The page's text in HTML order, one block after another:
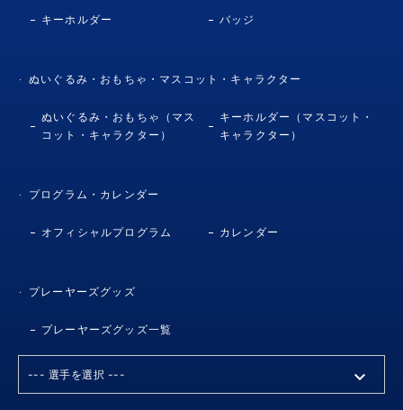
キーホルダー バッジ
ぬいぐるみ・おもちゃ・マスコット・キャラクター
ぬいぐるみ・おもちゃ（マス
コット・キャラクター）
キーホルダー（マスコット・
キャラクター）
プログラム・カレンダー
オフィシャルプログラム カレンダー
プレーヤーズグッズ
プレーヤーズグッズ一覧